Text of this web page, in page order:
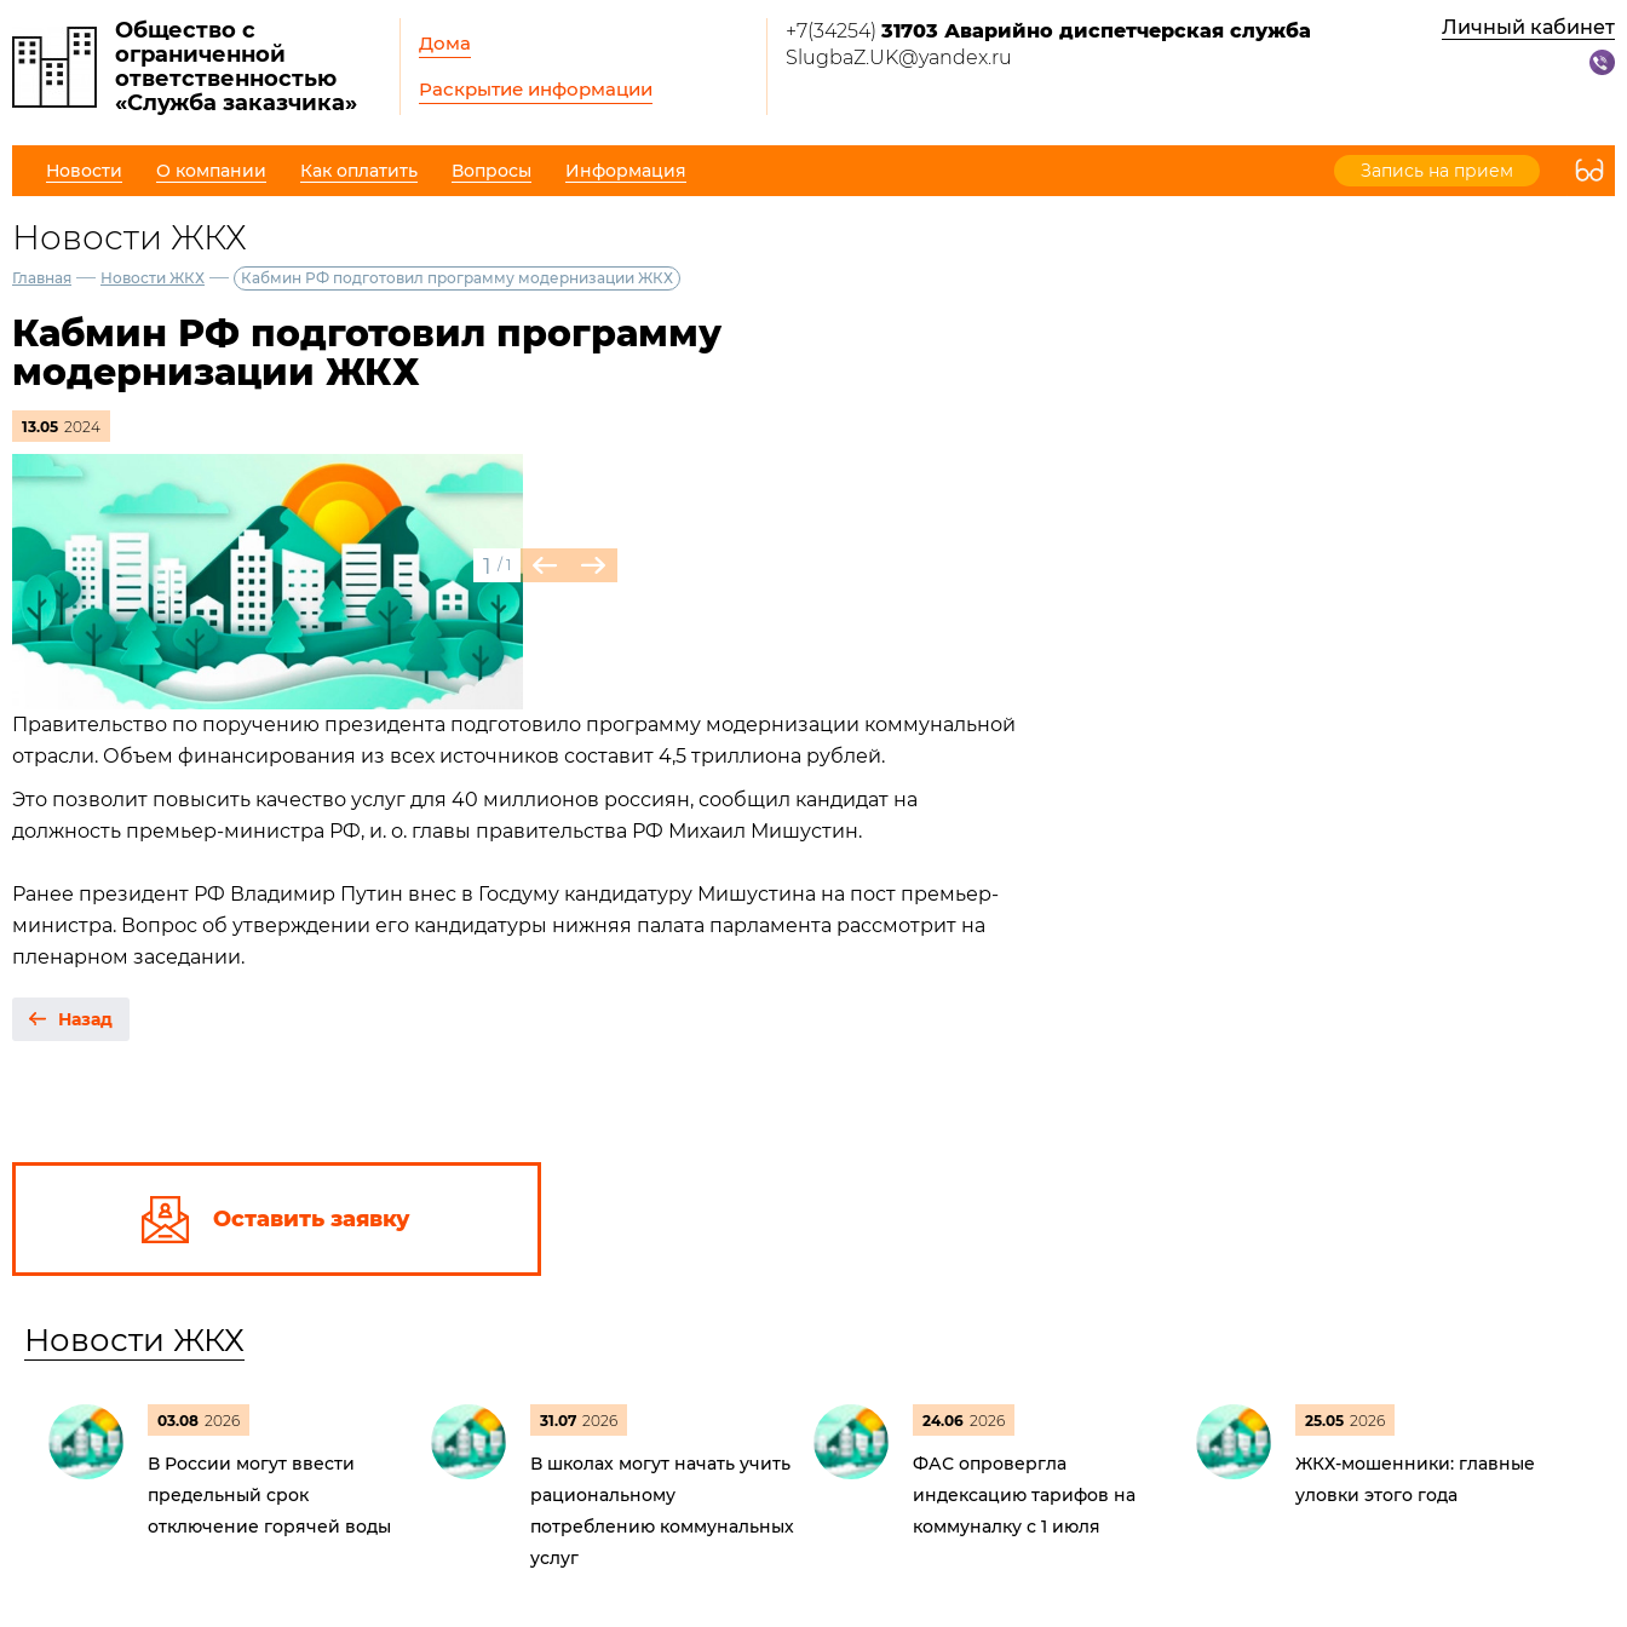
Общество с
ограниченной
ответственностью
«Служба заказчика»
Дома
Раскрытие информации
+7(34254) 31703 Аварийно диспетчерская служба
SlugbaZ.UK@yandex.ru
Личный кабинет
Новости О компании Как оплатить Вопросы Информация Запись на прием
Новости ЖКХ
Главная — Новости ЖКХ — Кабмин РФ подготовил программу модернизации ЖКХ
Кабмин РФ подготовил программу
модернизации ЖКХ
13.05 2024
1 / 1
Правительство по поручению президента подготовило программу модернизации коммунальной
отрасли. Объем финансирования из всех источников составит 4,5 триллиона рублей.
Это позволит повысить качество услуг для 40 миллионов россиян, сообщил кандидат на
должность премьер-министра РФ, и. о. главы правительства РФ Михаил Мишустин.
Ранее президент РФ Владимир Путин внес в Госдуму кандидатуру Мишустина на пост премьер-
министра. Вопрос об утверждении его кандидатуры нижняя палата парламента рассмотрит на
пленарном заседании.
Назад
Оставить заявку
Новости ЖКХ
03.08 2026
В России могут ввести
предельный срок
отключение горячей воды
31.07 2026
В школах могут начать учить
рациональному
потреблению коммунальных
услуг
24.06 2026
ФАС опровергла
индексацию тарифов на
коммуналку с 1 июля
25.05 2026
ЖКХ-мошенники: главные
уловки этого года